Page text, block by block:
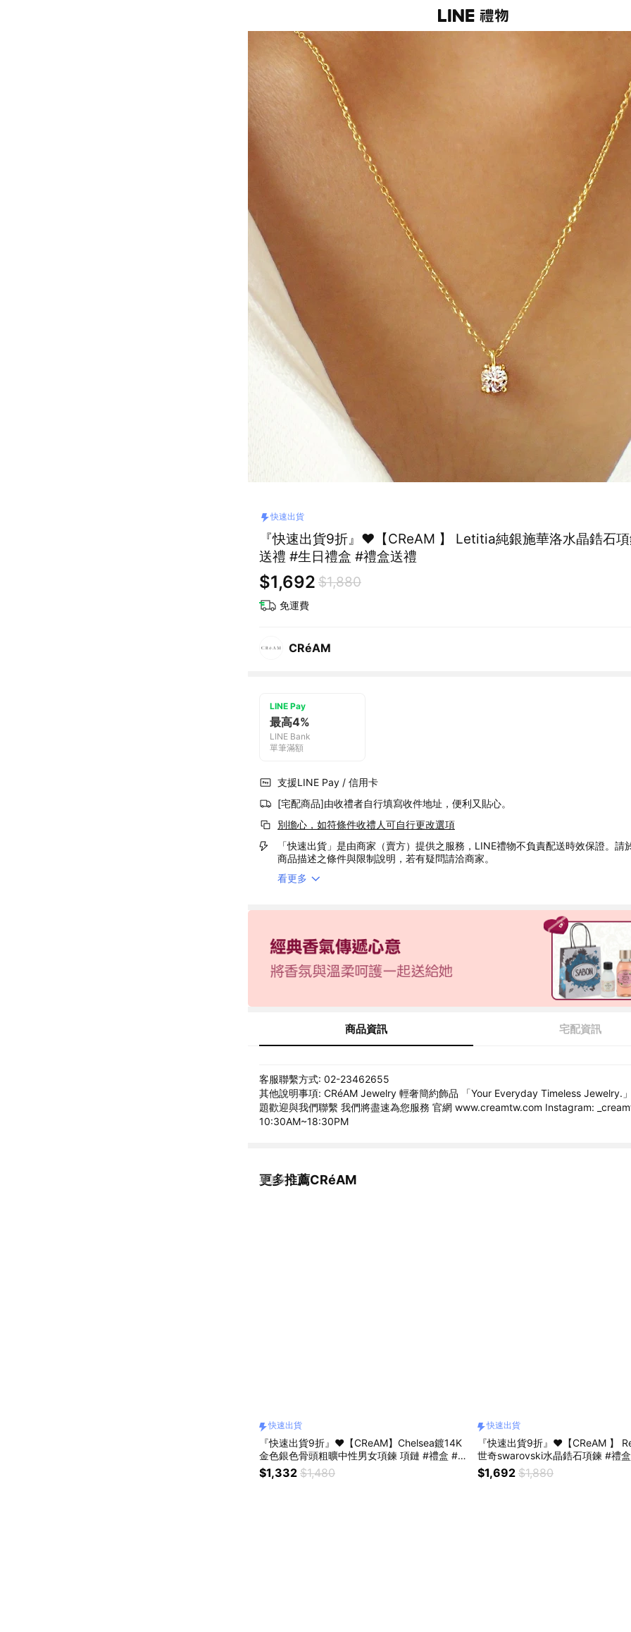
快速出貨
『快速出貨9折』❤️【CReAM 】 Letitia純銀施華洛水晶鋯石
送禮 #生日禮盒 #禮盒送禮
$1,692 $1,880
免運費
CRéAM
LINE Pay
最高4%
LINE Bank
單筆滿額
支援LINE Pay / 信用卡
[宅配商品]由收禮者自行填寫收件地址，便利又貼心。
別擔心，如符條件收禮人可自行更改選項
「快速出貨」是由商家（賣方）提供之服務，LINE禮物不負責配送時效保證。請
商品描述之條件與限制說明，若有疑問請洽商家。
看更多
商品資訊 宅配資訊
客服聯繫方式: 02-23462655
其他說明事項: CRéAM Jewelry 輕奢簡約飾品 「Your Everyday Timeless Jewelry.
題歡迎與我們聯繫 我們將盡速為您服務 官網 www.creamtw.com Instagram:
10:30AM~18:30PM
更多推薦CRéAM
看更多
快速出貨
『快速出貨9折』❤️【CReAM】Chelsea鍍14K
金色銀色骨頭粗曠中性男女項鍊 項鏈 #禮盒 #浪
漫送禮 #生日禮盒 #情人禮物 #生日禮物
$1,332 $1,480
快速出貨
『快速出貨9折』❤️【CReAM 】
世奇swarovski水晶鋯石項鍊 #禮
#生日禮盒 #情人禮物 #生日禮物
$1,692 $1,880